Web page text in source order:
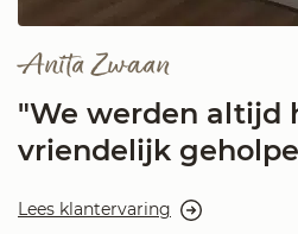
Anita Zwaan
"We werden altijd
vriendelijk
Lees klantervaring